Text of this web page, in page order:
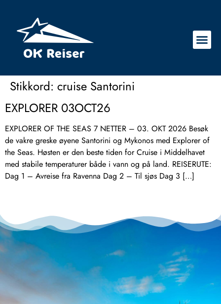
Stikkord: cruise Santorini
EXPLORER 03OCT26
EXPLORER OF THE SEAS 7 NETTER – 03. OKT 2026 Besøk
de vakre greske øyene Santorini og Mykonos med Explorer of
the Seas. Høsten er den beste tiden for Cruise i Middelhavet
med stabile temperaturer både i vann og på land. REISERUTE:
Dag 1 – Avreise fra Ravenna Dag 2 – Til sjøs Dag 3 […]